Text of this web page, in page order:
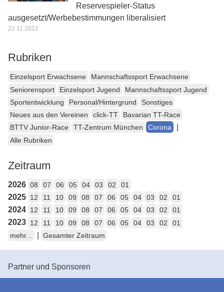
Reservespieler-Status
ausgesetzt/Werbebestimmungen liberalisiert
22.11.2022
Rubriken
Einzelsport Erwachsene
Mannschaftssport Erwachsene
Seniorensport
Einzelsport Jugend
Mannschaftssport Jugend
Sportentwicklung
Personal/Hintergrund
Sonstiges
Neues aus den Vereinen
click-TT
Bavarian TT-Race
BTTV Junior-Race
TT-Zentrum München Corona
Alle Rubriken
Zeitraum
2026 08 07 06 05 04 03 02 01
2025 12 11 10 09 08 07 06 05 04 03 02 01
2024 12 11 10 09 08 07 06 05 04 03 02 01
2023 12 11 10 09 08 07 06 05 04 03 02
01
mehr...
Gesamter Zeitraum
Partner und Sponsoren